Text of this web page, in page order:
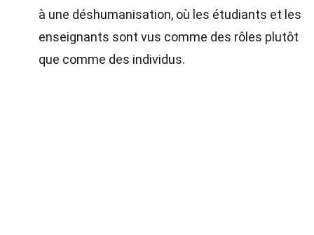
à une déshumanisation, où les étudiants et les
enseignants sont vus comme des rôles plutôt
que comme des individus.